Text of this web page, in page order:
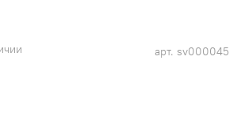
арт. sv000045